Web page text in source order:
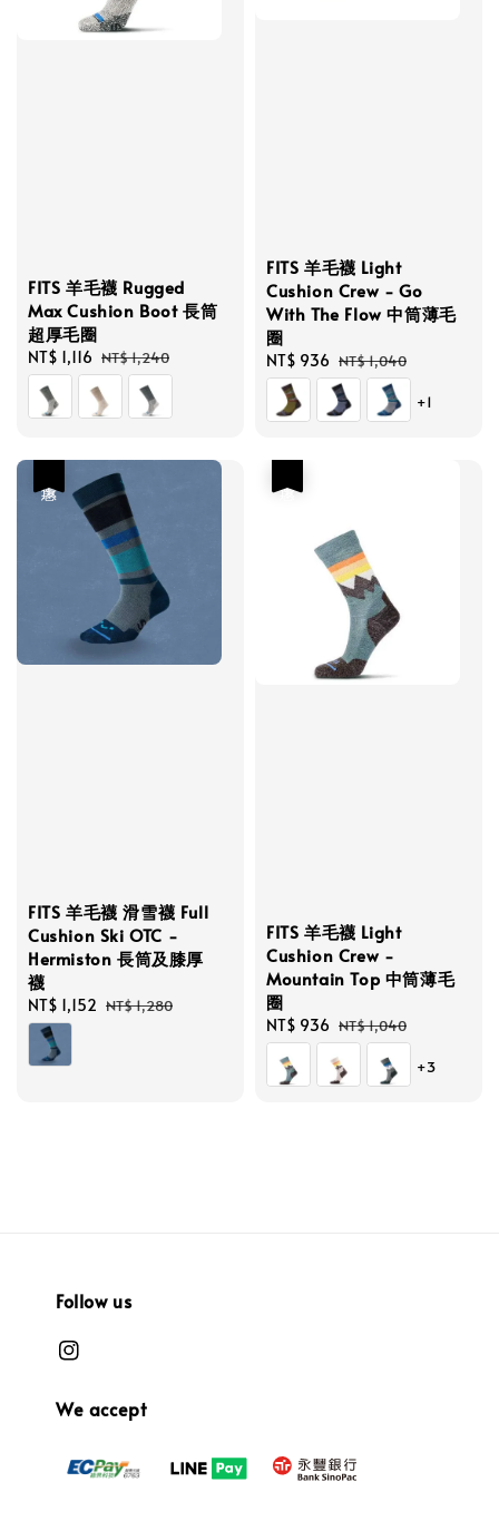
FITS 羊毛襪 Rugged
Max Cushion Boot 長筒
超厚毛圈
Sale
price
NT$ 1,116 Regular
price
NT$ 1,240
FITS 羊毛襪 Light
Cushion Crew - Go
With The Flow 中筒薄毛
圈
Sale
price
NT$ 936 Regular
price
NT$ 1,040
+1
FITS 羊毛襪 滑雪襪 Full
Cushion Ski OTC -
Hermiston 長筒及膝厚
襪
Sale
price
NT$ 1,152 Regular
NT$ 1,280
FITS 羊毛襪 Light
Cushion Crew -
Mountain Top 中筒薄毛
圈
Sale
price
NT$ 936 Regular
price
NT$ 1,040
+3
Follow us
We accept